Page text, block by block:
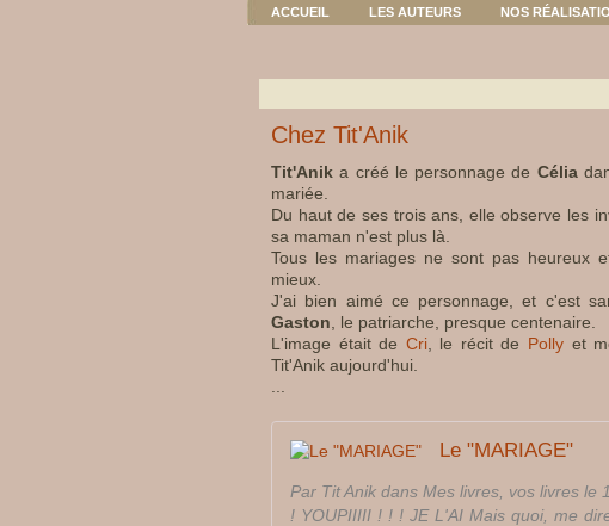
ACCUEIL LES AUTEURS NOS
Chez Tit'Anik
Tit'Anik a créé le personnage de Célia
mariée.
Du haut de ses trois ans, elle observe les
sa maman n'est plus là.
Tous les mariages ne sont pas heureux
mieux.
J'ai bien aimé ce personnage, et c'est
Gaston , le patriarche, presque centenaire.
L'image était de Cri, le récit de Pollyet
Tit'Anik aujourd'hui.
Le "MARIAGE"
Par Tit Anik dans Mes livres, vos livres le
! YOUPIIIII ! ! ! JE L'AI Mais quoi, me